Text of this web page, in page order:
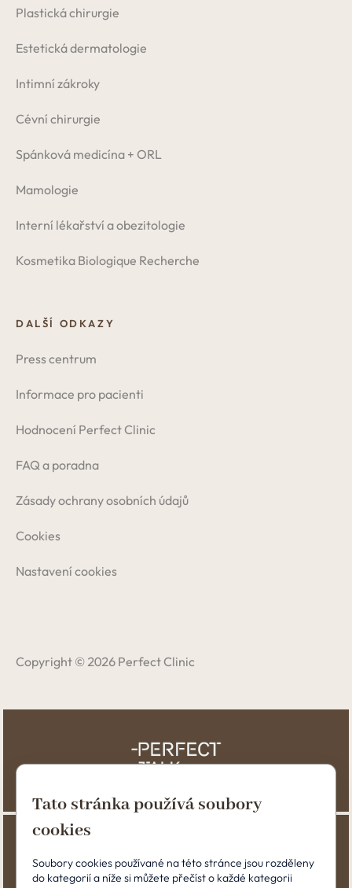
Plastická chirurgie
Estetická dermatologie
Intimní zákroky
Cévní chirurgie
Spánková medicína + ORL
Mamologie
Interní lékařství a obezitologie
Kosmetika Biologique Recherche
DALŠÍ ODKAZY
Press centrum
Informace pro pacienti
Hodnocení Perfect Clinic
FAQ a poradna
Zásady ochrany osobních údajů
Cookies
Nastavení cookies
Copyright © 2026 Perfect Clinic
Tato stránka používá soubory
cookies
Soubory cookies používané na této stránce jsou rozděleny
do kategorií a níže si můžete přečíst o každé kategorii